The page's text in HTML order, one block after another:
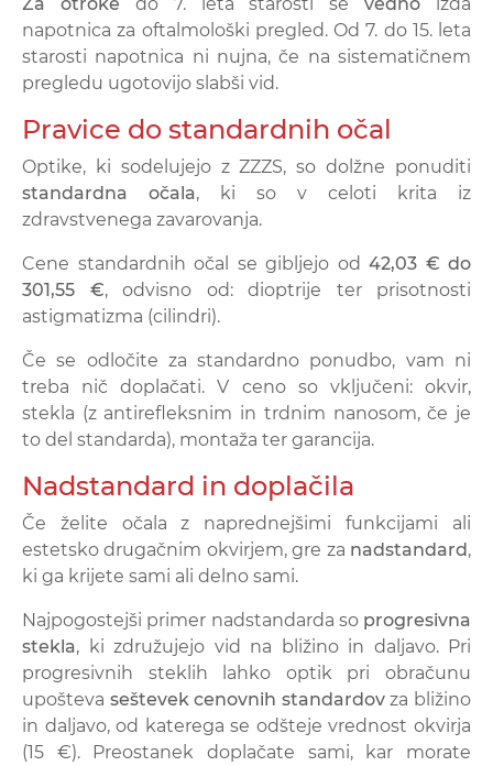
napotnica za oftalmološki pregled. Od 7. do 15. leta
starosti napotnica ni nujna, če na sistematičnem
pregledu ugotovijo slabši vid.
Pravice do standardnih očal
Optike, ki sodelujejo z ZZZS, so dolžne ponuditi
standardna očala, ki so v celoti krita iz
zdravstvenega zavarovanja.
Cene standardnih očal se gibljejo od 42,03 € do
301,55 €, odvisno od: dioptrije ter prisotnosti
astigmatizma (cilindri).
Če se odločite za standardno ponudbo, vam ni
treba nič doplačati. V ceno so vključeni: okvir,
stekla (z antirefleksnim in trdnim nanosom, če je
to del standarda), montaža ter garancija.
Nadstandard in doplačila
Če želite očala z naprednejšimi funkcijami ali
estetsko drugačnim okvirjem, gre za nadstandard,
ki ga krijete sami ali delno sami.
Najpogostejši primer nadstandarda so progresivna
stekla, ki združujejo vid na bližino in daljavo. Pri
progresivnih steklih lahko optik pri obračunu
upošteva seštevek cenovnih standardovza bližino
in daljavo, od katerega se odšteje vrednost okvirja
(15 €). Preostanek doplačate sami, kar morate